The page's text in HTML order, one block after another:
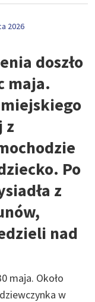
2026
doszło
maja.
z
Po
z
nad
maja. Około
w